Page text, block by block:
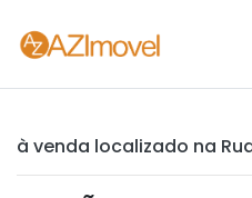
à venda localizado na